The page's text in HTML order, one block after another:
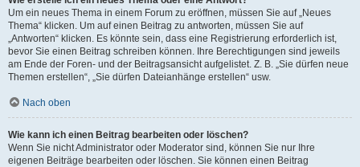
Um ein neues Thema in einem Forum zu eröffnen, müssen Sie auf „Neues
Thema“ klicken. Um auf einen Beitrag zu antworten, müssen Sie auf
„Antworten“ klicken. Es könnte sein, dass eine Registrierung erforderlich ist,
bevor Sie einen Beitrag schreiben können. Ihre Berechtigungen sind jeweils
am Ende der Foren- und der Beitragsansicht aufgelistet. Z. B. „Sie dürfen neue
Themen erstellen“, „Sie dürfen Dateianhänge erstellen“ usw.
Nach oben
Wie kann ich einen Beitrag bearbeiten oder löschen?
Wenn Sie nicht Administrator oder Moderator sind, können Sie nur Ihre
eigenen Beiträge bearbeiten oder löschen. Sie können einen Beitrag